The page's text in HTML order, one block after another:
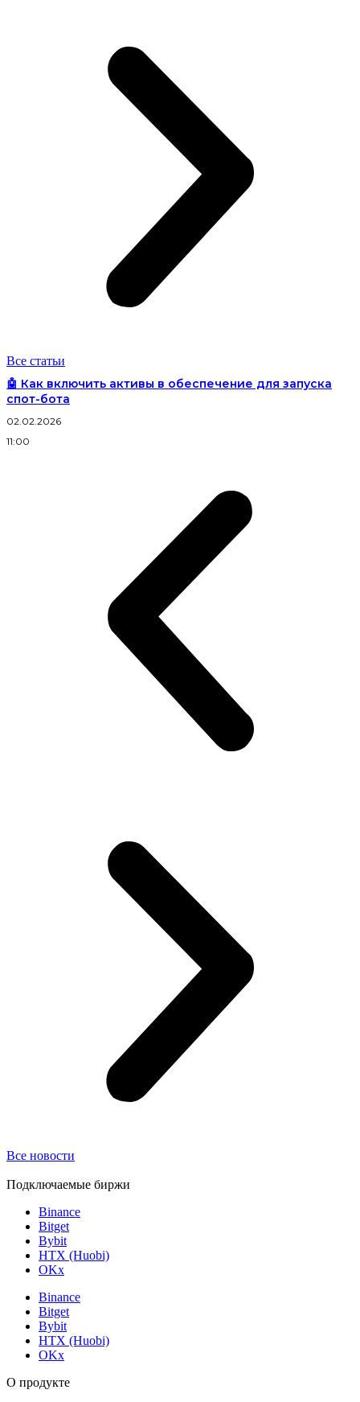
Все статьи
🤖 Как включить активы в обеспечение для запуска
спот-бота
02.02.2026
11:00
Все новости
Подключаемые биржи
Binance
Bitget
Bybit
HTX (Huobi)
OKx
Binance
Bitget
Bybit
HTX (Huobi)
OKx
О продукте